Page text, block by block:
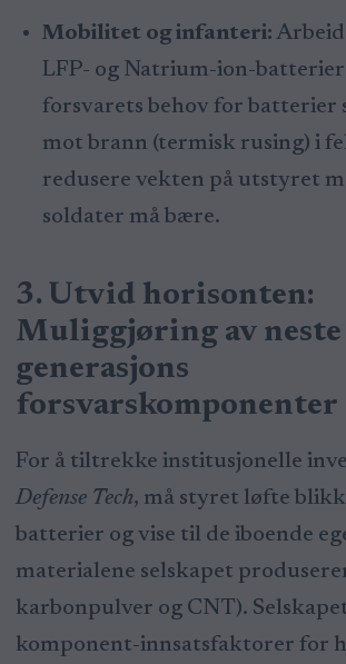
Mobilitet og infanteri:
LFP- og Natrium-ion-
forsvarets behov for batterier
mot brann (termisk rusing) i
redusere vekten på utstyret
soldater må bære.
3. Utvid horisonten:
Muliggjøring av neste
generasjons
forsvarskomponenter
For å tiltrekke institusjonelle
Defense Tech, må styret løfte
batterier og vise til de iboende
materialene selskapet
karbonpulver og CNT).
komponent-innsatsfaktorer for